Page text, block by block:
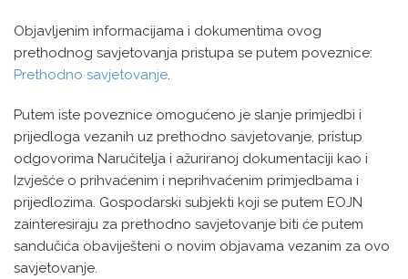
Objavljenim informacijama i dokumentima ovog
prethodnog savjetovanja pristupa se putem poveznice:
Prethodno savjetovanje.
Putem iste poveznice omogućeno je slanje primjedbi i
prijedloga vezanih uz prethodno savjetovanje, pristup
odgovorima Naručitelja i ažuriranoj dokumentaciji kao i
Izvješće o prihvaćenim i neprihvaćenim primjedbama i
prijedlozima. Gospodarski subjekti koji se putem EOJN
zainteresiraju za prethodno savjetovanje biti će putem
sandučića obaviješteni o novim objavama vezanim za ovo
savjetovanje.